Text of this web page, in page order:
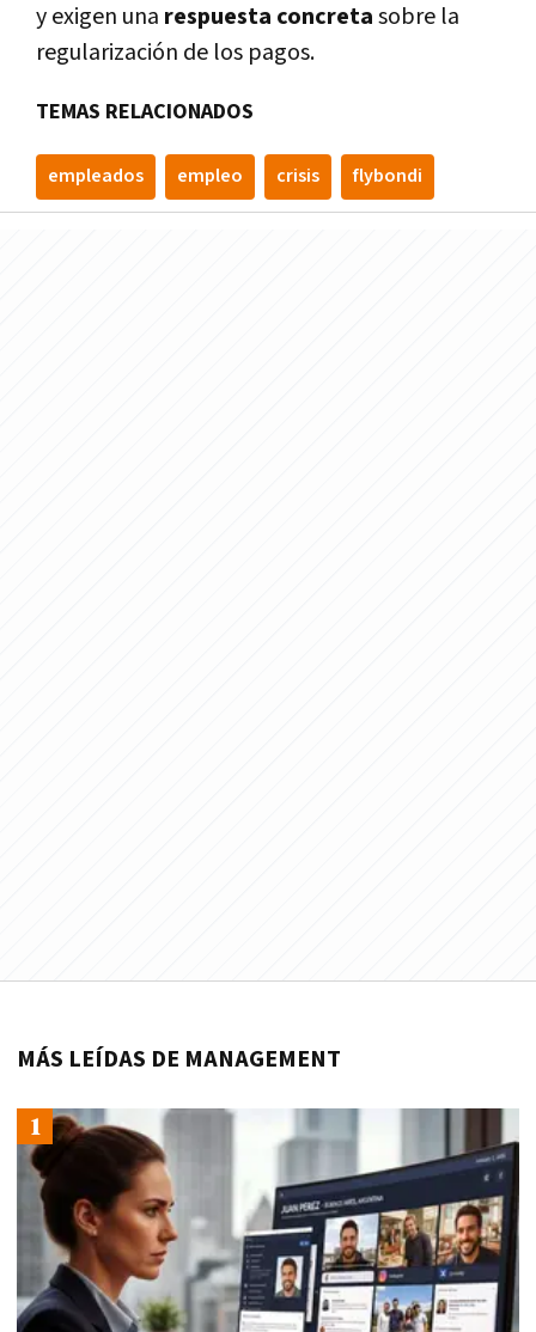
y exigen una respuesta concretasobre la
regularización de los pagos.
TEMAS RELACIONADOS
empleados empleo crisis flybondi
MÁS LEÍDAS DE MANAGEMENT